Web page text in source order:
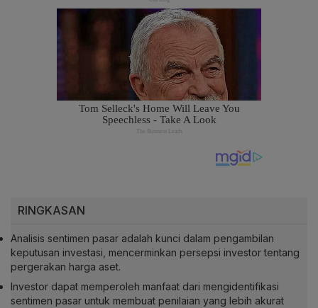
RINGKASAN
Analisis sentimen pasar adalah kunci dalam pengambilan
keputusan investasi, mencerminkan persepsi investor tentang
pergerakan harga aset.
Investor dapat memperoleh manfaat dari mengidentifikasi
sentimen pasar untuk membuat penilaian yang lebih akurat